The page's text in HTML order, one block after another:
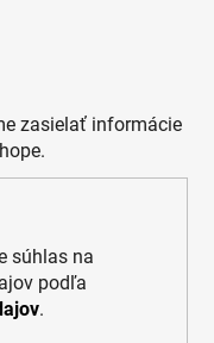
zasielať informácie
súhlas na
podľa
.